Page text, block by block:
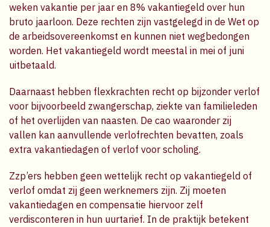
weken vakantie per jaar en 8% vakantiegeld over hun
bruto jaarloon. Deze rechten zijn vastgelegd in de Wet op
de arbeidsovereenkomst en kunnen niet wegbedongen
worden. Het vakantiegeld wordt meestal in mei of juni
uitbetaald.
Daarnaast hebben flexkrachten recht op bijzonder verlof
voor bijvoorbeeld zwangerschap, ziekte van familieleden
of het overlijden van naasten. De cao waaronder zij
vallen kan aanvullende verlofrechten bevatten, zoals
extra vakantiedagen of verlof voor scholing.
Zzp’ers hebben geen wettelijk recht op vakantiegeld of
verlof omdat zij geen werknemers zijn. Zij moeten
vakantiedagen en compensatie hiervoor zelf
verdisconteren in hun uurtarief. In de praktijk betekent